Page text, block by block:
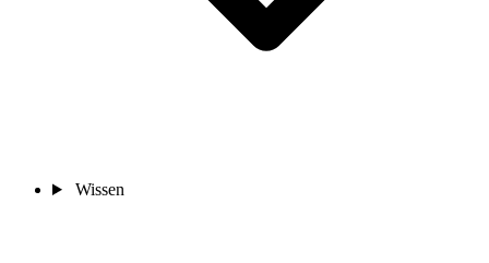
Wissen